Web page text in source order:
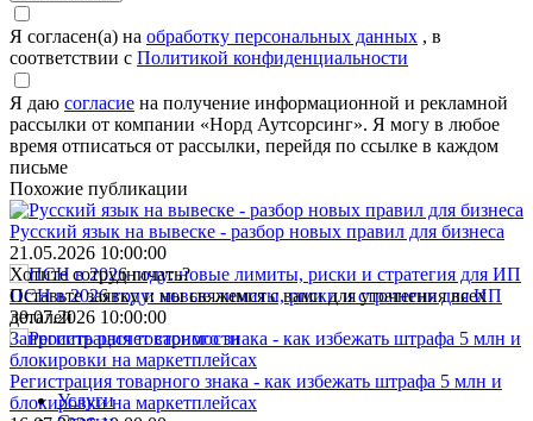
Я согласен(а) на обработку персональных данных , в
соответствии с Политикой конфиденциальности
Я даю согласие на получение информационной и рекламной
рассылки от компании «Норд Аутсорсинг». Я могу в любое
время отписаться от рассылки, перейдя по ссылке в каждом
письме
Похожие публикации
Русский язык на вывеске - разбор новых правил для бизнеса
21.05.2026 10:00:00
ПСН в 2026 году: новые лимиты, риски и стратегия для ИП
30.07.2026 10:00:00
Регистрация товарного знака - как избежать штрафа 5 млн и
блокировки на маркетплейсах
Хотите сотрудничать?
Оставьте заявку и мы свяжемся с вами для уточнения всех
деталей
Запросить расчет стоимости
Услуги